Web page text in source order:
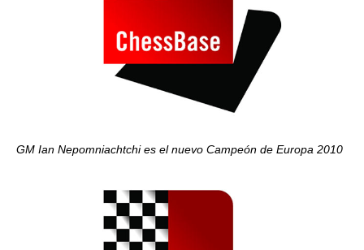
GM Ian Nepomniachtchi es el nuevo Campeón de Europa 2010